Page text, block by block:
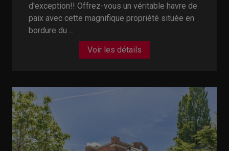
d'exception!! Offrez-vous un véritable havre de
paix avec cette magnifique propriété située en
bordure du ...
Voir les détails